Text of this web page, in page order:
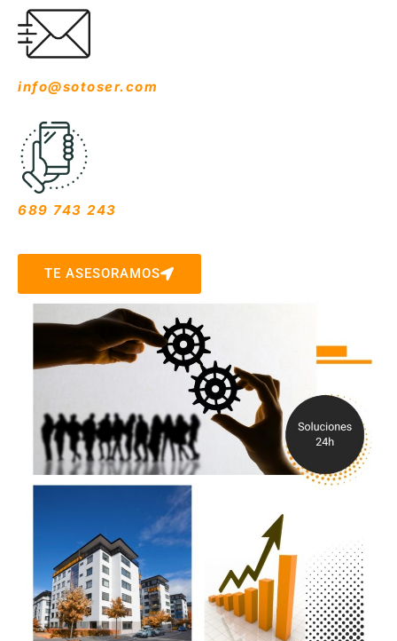
info@sotoser.com
689 743 243
TE ASESORAMOS